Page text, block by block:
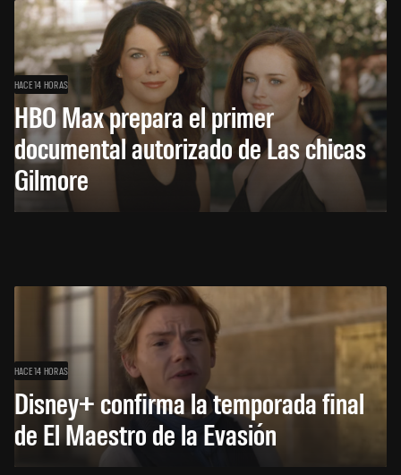
HACE 14 HORAS
HBO Max prepara el primer
documental autorizado de Las chicas
Gilmore
HACE 14 HORAS
Disney+ confirma la temporada final
de El Maestro de la Evasión